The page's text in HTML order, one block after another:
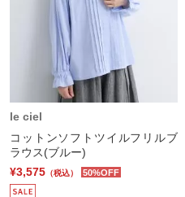
le ciel
コットンソフトツイルフリルブ
ラウス(ブルー)
¥3,575 （税込） 50%OFF